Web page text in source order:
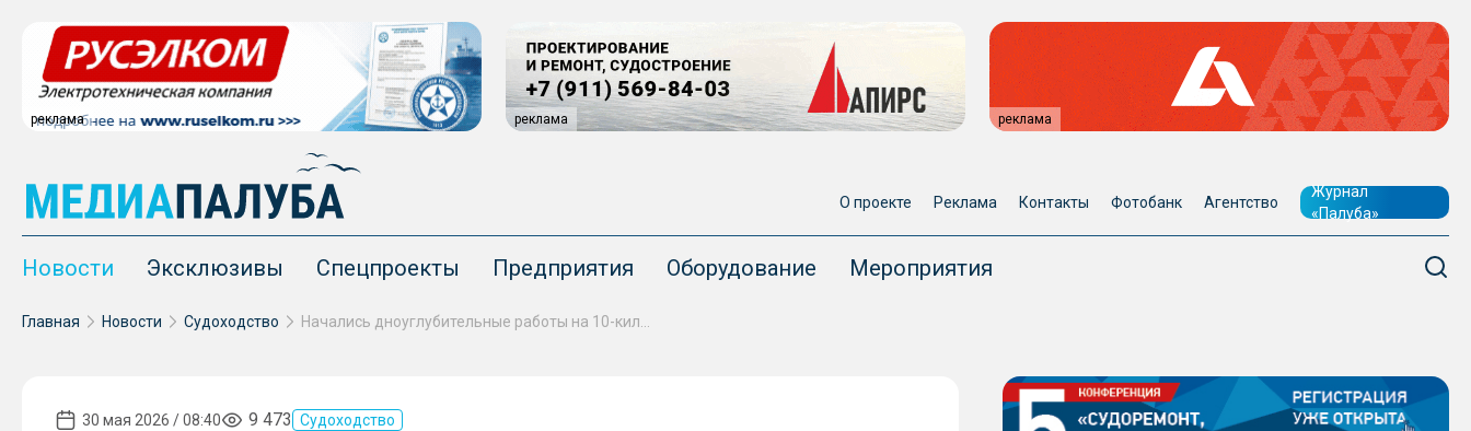
реклама реклама реклама
О проекте Реклама Контакты Фотобанк Агентство
Журнал
«Палуба»
Новости Эксклюзивы Спецпроекты Предприятия Оборудование Мероприятия
Главная Новости Судоходство
30 мая 2026 / 08:40 9 473 Судоходство